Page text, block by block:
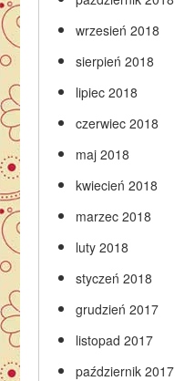
wrzesień 2018
sierpień 2018
lipiec 2018
czerwiec 2018
maj 2018
kwiecień 2018
marzec 2018
luty 2018
styczeń 2018
grudzień 2017
listopad 2017
październik 2017